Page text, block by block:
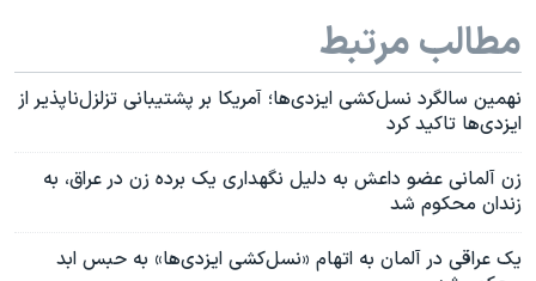
مطالب مرتبط
نهمین سالگرد نسل‌کشی ایزدی‌ها؛ آمریکا بر پشتیبانی‌ تزلزل‌ناپذیر از
ایزدی‌ها تاکید کرد
زن آلمانی عضو داعش به دلیل نگهداری یک برده زن در عراق، به
زندان محکوم شد
یک عراقی در آلمان به اتهام «نسل‌کشی ایزدی‌ها» به حبس ابد